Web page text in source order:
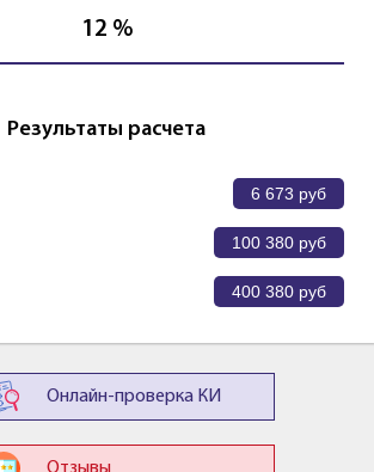
12 %
Результаты расчета
6 673 руб
100 380 руб
400 380 руб
Онлайн-проверка КИ